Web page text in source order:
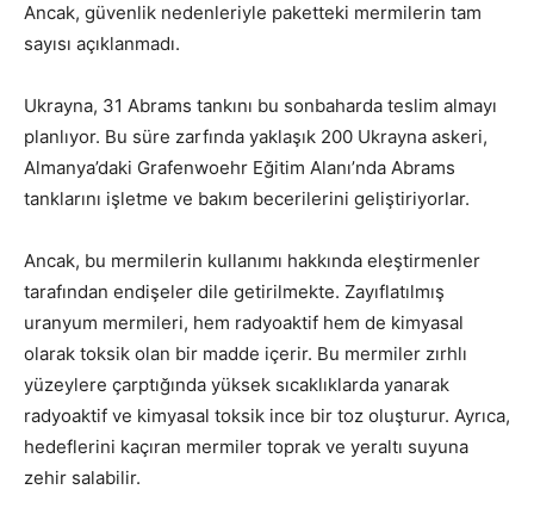
Ancak, güvenlik nedenleriyle paketteki mermilerin tam
sayısı açıklanmadı.
Ukrayna, 31 Abrams tankını bu sonbaharda teslim almayı
planlıyor. Bu süre zarfında yaklaşık 200 Ukrayna askeri,
Almanya’daki Grafenwoehr Eğitim Alanı’nda Abrams
tanklarını işletme ve bakım becerilerini geliştiriyorlar.
Ancak, bu mermilerin kullanımı hakkında eleştirmenler
tarafından endişeler dile getirilmekte. Zayıflatılmış
uranyum mermileri, hem radyoaktif hem de kimyasal
olarak toksik olan bir madde içerir. Bu mermiler zırhlı
yüzeylere çarptığında yüksek sıcaklıklarda yanarak
radyoaktif ve kimyasal toksik ince bir toz oluşturur. Ayrıca,
hedeflerini kaçıran mermiler toprak ve yeraltı suyuna
zehir salabilir.